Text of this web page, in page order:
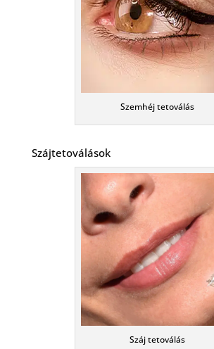
Szemhéj tetoválás
Szájtetoválások
Száj tetoválás